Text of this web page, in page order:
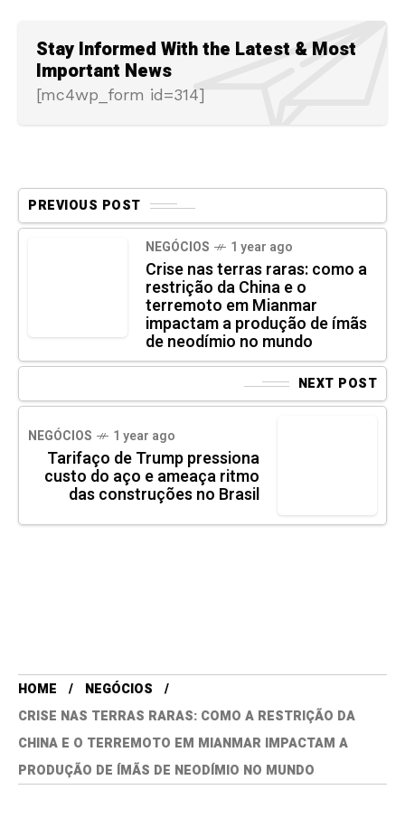
Stay Informed With the Latest & Most
Important News
[mc4wp_form id=314]
PREVIOUS POST
NEGÓCIOS 1 year ago
Crise nas terras raras: como a
restrição da China e o
terremoto em Mianmar
impactam a produção de ímãs
de neodímio no mundo
NEXT POST
NEGÓCIOS 1 year ago
Tarifaço de Trump pressiona
custo do aço e ameaça ritmo
das construções no Brasil
HOME
NEGÓCIOS
CRISE NAS TERRAS RARAS: COMO A RESTRIÇÃO DA
CHINA E O TERREMOTO EM MIANMAR IMPACTAM A
PRODUÇÃO DE ÍMÃS DE NEODÍMIO NO MUNDO